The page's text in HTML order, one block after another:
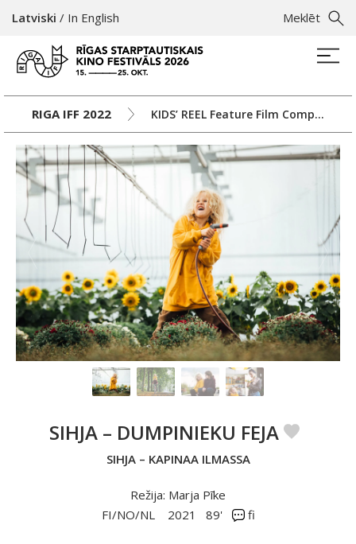
Meklēt
Latviski / In English
RIGA IFF 2022 KIDS’ REEL Feature Film Competition
SIHJA – DUMPINIEKU FEJA
SIHJA – KAPINAA ILMASSA
Režija: Marja Pīke
FI/NO/NL
2021 89' fi